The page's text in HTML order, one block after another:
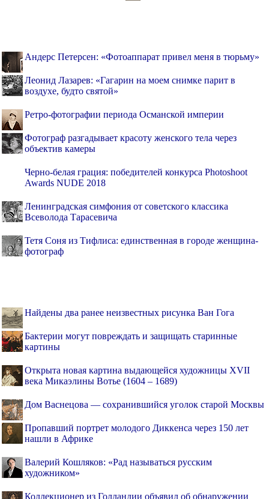
Андерс Петерсен: «Фотоаппарат привел меня в тюрьму»
Леонид Лазарев: «Гагарин на моем снимке парит в
воздухе, будто святой»
Ретро-фотографии периода Османской империи
Фотограф разгадывает красоту женского тела через
объектив камеры
Черно-белая грация: победителей конкурса Photoshoot
Awards NUDE 2018
Ленинградская симфония от советского классика
Всеволода Тарасевича
Тетя Соня из Тифлиса: единственная в городе женщина-
фотограф
Найдены два ранее неизвестных рисунка Ван Гога
Бактерии могут повреждать и защищать старинные
картины
Открыта новая картина выдающейся художницы XVII
века Микаэлины Вотье (1604 – 1689)
Дом Васнецова — сохранившийся уголок старой Москвы
Пропавший портрет молодого Диккенса через 150 лет
нашли в Африке
Валерий Кошляков: «Рад называться русским
художником»
Коллекционер из Голландии объявил об обнаружении